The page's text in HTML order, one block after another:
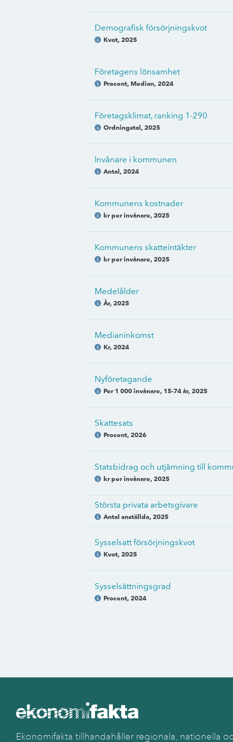
Demografisk försörjningskvot
Kvot, 2025
Företagens lönsamhet
Procent, Median, 2024
Företagsklimat, ranking 1-290
Ordningstal, 2025
Invånare i kommunen
Antal, 2024
Kommunens kostnader
kr per invånare, 2025
Kommunens skatteintäkter
kr per invånare, 2025
Medelålder
År, 2025
Medianinkomst
Kr, 2024
Nyföretagande
Per 1 000 invånare, 15-74 år, 2025
Skattesats
Procent, 2026
Statsbidrag och utjämning till
kr per invånare, 2025
Största privata arbetsgivare
Antal anställda, 2025
Sysselsatt försörjningskvot
Kvot, 2025
Sysselsättningsgrad
Procent, 2024
Ekonomifakta tillhandahåller regionala, nationella